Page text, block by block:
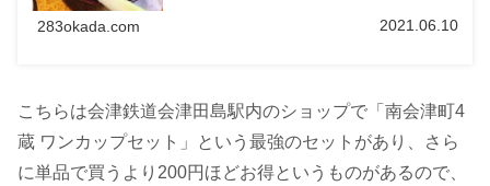
283okada.com 2021.06.10
こちらは会津鉄道会津田島駅内のショップで「南会津町4
蔵 ワンカップセット」という最強のセットがあり、さら
に単品で買うより200円ほどお得というものがあるので、